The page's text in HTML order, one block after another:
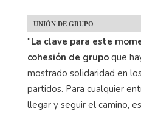
UNIÓN DE GRUPO
"La clave para este
cohesión de grupo que
mostrado solidaridad en
partidos. Para cualquier
llegar y seguir el camino,